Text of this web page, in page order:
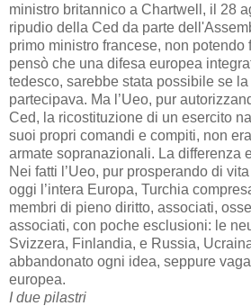
ministro britannico a Chartwell, il 28
ripudio della Ced da parte
primo ministro francese, non potendo
pensò che una difesa europea
tedesco, sarebbe stata possibile se
partecipava. Ma l’Ueo, pur
Ced, la ricostituzione di un esercito
suoi propri comandi e compiti, non
armate sopranazionali. La differenza
Nei fatti l’Ueo, pur prosperando di
oggi l’intera Europa, Turchia
membri di pieno diritto, associati,
associati, con poche esclusioni: le
Svizzera, Finlandia, e Russia,
abbandonato ogni idea, seppure
europea.
I due pilastri